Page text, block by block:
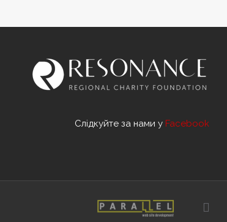
Слідкуйте за нами у Facebook